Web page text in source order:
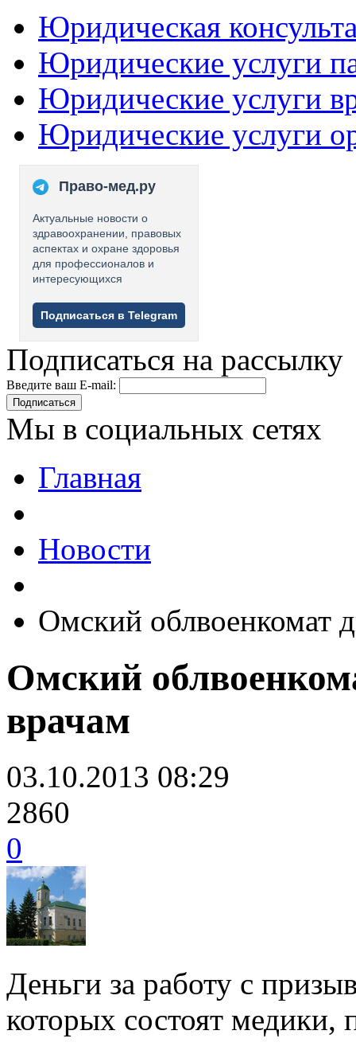
Юридическая
Юридические услуги
Юридические услуги
Юридические услуги
Право-мед.ру
Актуальные новости о
здравоохранении, правовых
аспектах и охране здоровья
для профессионалов и
интересующихся
Подписаться в Telegram
Подписаться на рассылку
Введите ваш E-mail:
Подписаться
Мы в социальных сетях
Главная
Новости
Омский облвоенкомат
Омский
врачам
03.10.2013 08:29
2860
0
Деньги за работу с
которых состоят медики,